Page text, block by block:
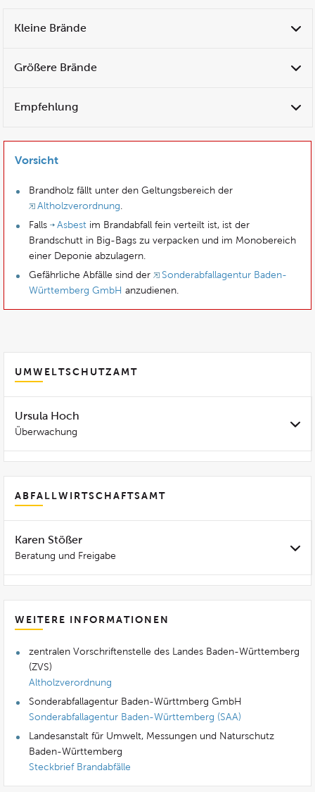
Kleine Brände
Größere Brände
Empfehlung
Vorsicht
Brandholz fällt unter den Geltungsbereich der
Altholzverordnung.
Falls
Asbest im Brandabfall fein verteilt ist, ist der
Brandschutt in Big-Bags zu verpacken und im Monobereich
einer Deponie abzulagern.
Gefährliche Abfälle sind der
Sonderabfallagentur Baden-
Württemberg GmbH anzudienen.
UMWELTSCHUTZAMT
Ursula Hoch
Überwachung
ABFALLWIRTSCHAFTSAMT
Karen Stößer
Beratung und Freigabe
WEITERE INFORMATIONEN
zentralen Vorschriftenstelle des Landes Baden-Württemberg
(ZVS)
Altholzverordnung
Sonderabfallagentur Baden-Württmberg GmbH
Sonderabfallagentur Baden-Württemberg (SAA)
Landesanstalt für Umwelt, Messungen und Naturschutz
Baden-Württemberg
Steckbrief Brandabfälle